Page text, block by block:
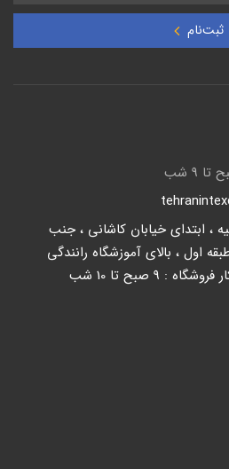
ثبت‌نام
، ابتدای خیابان کاشانی ، جنب
سینا ، پلاک ۳۸ ، طبقه اول ، بالای آموزشگاه رانندگی